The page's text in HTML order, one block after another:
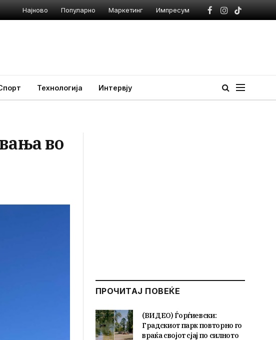
Најново Популарно Маркетинг Импресум
Facebook
Instagram
TikTok
Технологија Интервју
во
ПРОЧИТАЈ ПОВЕЌЕ
(ВИДЕО) Ѓорѓиевски:
Градскиот парк повторно го
враќа својот сјај по силното